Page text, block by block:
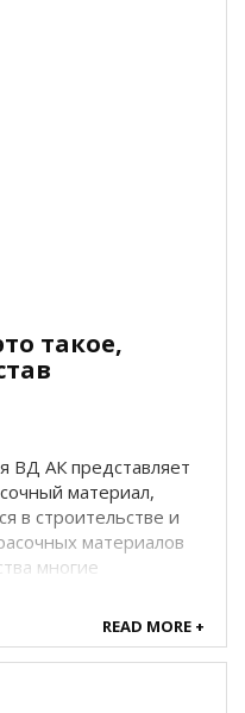
такое,
ВД АК представляет
материал,
в строительстве и
материалов
многие
вопросы у ...
READ MORE +